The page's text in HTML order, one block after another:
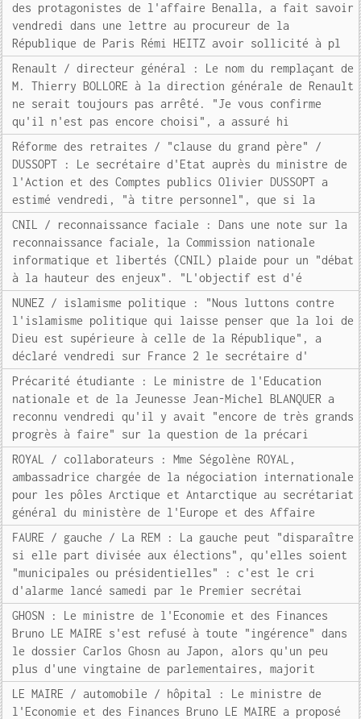
des protagonistes de l'affaire Benalla, a fait savoir
vendredi dans une lettre au procureur de la
République de Paris Rémi HEITZ avoir sollicité à pl
Renault / directeur général : Le nom du remplaçant de
M. Thierry BOLLORE à la direction générale de Renault
ne serait toujours pas arrêté. "Je vous confirme
qu'il n'est pas encore choisi", a assuré hi
Réforme des retraites / "clause du grand père" /
DUSSOPT : Le secrétaire d'Etat auprès du ministre de
l'Action et des Comptes publics Olivier DUSSOPT a
estimé vendredi, "à titre personnel", que si la
CNIL / reconnaissance faciale : Dans une note sur la
reconnaissance faciale, la Commission nationale
informatique et libertés (CNIL) plaide pour un "débat
à la hauteur des enjeux". "L'objectif est d'é
NUNEZ / islamisme politique : "Nous luttons contre
l'islamisme politique qui laisse penser que la loi de
Dieu est supérieure à celle de la République", a
déclaré vendredi sur France 2 le secrétaire d'
Précarité étudiante : Le ministre de l'Education
nationale et de la Jeunesse Jean-Michel BLANQUER a
reconnu vendredi qu'il y avait "encore de très grands
progrès à faire" sur la question de la précari
ROYAL / collaborateurs : Mme Ségolène ROYAL,
ambassadrice chargée de la négociation internationale
pour les pôles Arctique et Antarctique au secrétariat
général du ministère de l'Europe et des Affaire
FAURE / gauche / La REM : La gauche peut "disparaître
si elle part divisée aux élections", qu'elles soient
"municipales ou présidentielles" : c'est le cri
d'alarme lancé samedi par le Premier secrétai
GHOSN : Le ministre de l'Economie et des Finances
Bruno LE MAIRE s'est refusé à toute "ingérence" dans
le dossier Carlos Ghosn au Japon, alors qu'un peu
plus d'une vingtaine de parlementaires, majorit
LE MAIRE / automobile / hôpital : Le ministre de
l'Economie et des Finances Bruno LE MAIRE a proposé